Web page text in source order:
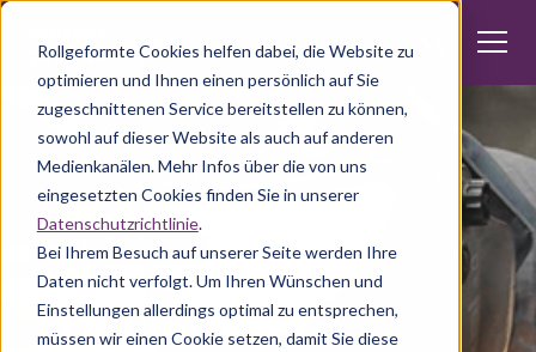
Rollgeformte Cookies helfen dabei, die Website zu
optimieren und Ihnen einen persönlich auf Sie
zugeschnittenen Service bereitstellen zu können,
sowohl auf dieser Website als auch auf anderen
Medienkanälen. Mehr Infos über die von uns
eingesetzten Cookies finden Sie in unserer
Datenschutzrichtlinie.
Bei Ihrem Besuch auf unserer Seite werden Ihre
Daten nicht verfolgt. Um Ihren Wünschen und
Einstellungen allerdings optimal zu entsprechen,
müssen wir einen Cookie setzen, damit Sie diese
Produktentwicklung
Was ist mit